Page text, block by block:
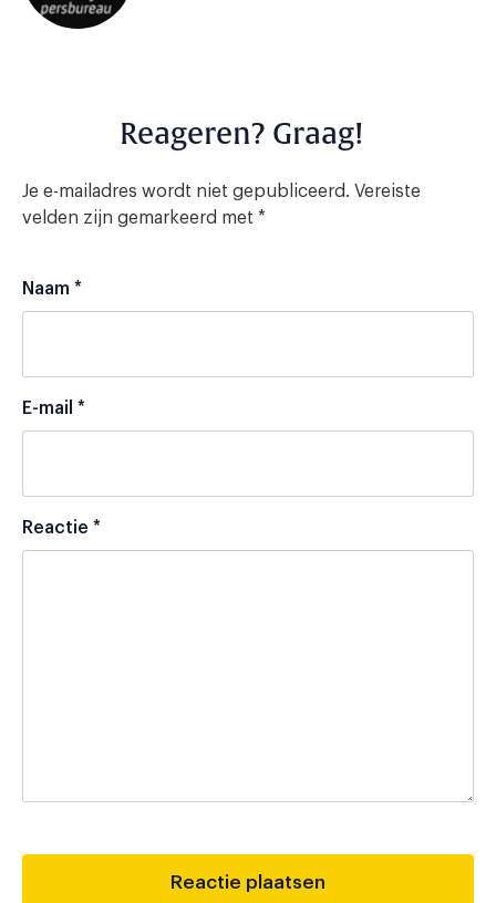
Reageren? Graag!
Je e-mailadres wordt niet gepubliceerd. Vereiste
velden zijn gemarkeerd met *
Naam *
E-mail *
Reactie *